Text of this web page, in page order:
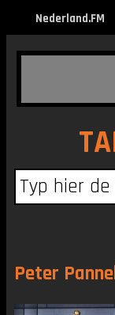
Nederland.FM
Peter